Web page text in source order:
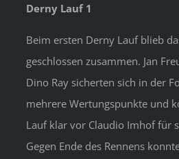
Derny Lauf 1
Beim ersten Derny Lauf blieb
geschlossen zusammen. Jan
Dino Ray sicherten sich in der
mehrere Wertungspunkte und
Lauf klar vor Claudio Imhof für
Gegen Ende des Rennens